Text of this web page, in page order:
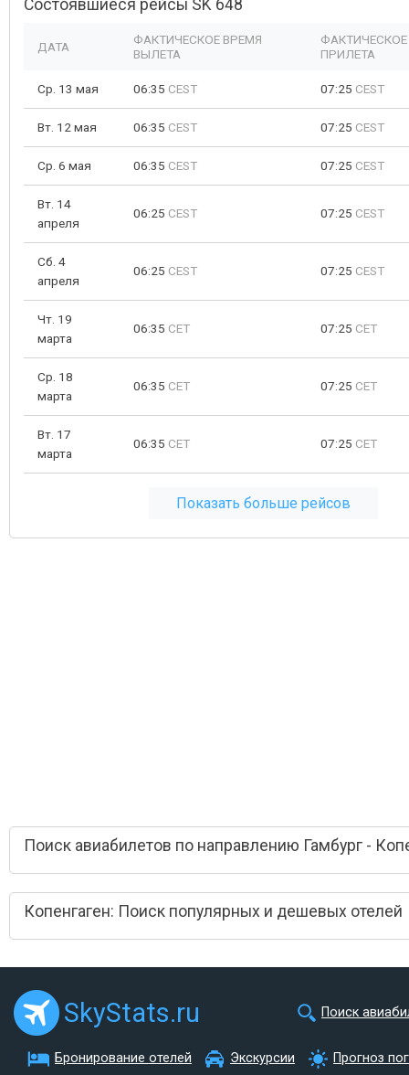
Состоявшиеся рейсы SK 648
ДАТА
ФАКТИЧЕСКОЕ ВРЕМЯ
ВЫЛЕТА
ПРИЛЕТА
Ср. 13 мая 06:35 CEST 07:25 CEST
Вт. 12 мая 06:35 CEST 07:25 CEST
Ср. 6 мая 06:35 CEST 07:25 CEST
Вт. 14
апреля
06:25 CEST 07:25 CEST
Сб. 4
апреля
06:25 CEST 07:25 CEST
Чт. 19
марта
06:35 CET 07:25 CET
Ср. 18
марта
06:35 CET 07:25 CET
Вт. 17
марта
06:35 CET 07:25 CET
Показать больше рейсов
Поиск авиабилетов по направлению Гамбург -
Копенгаген: Поиск популярных и дешевых отелей
SkyStats.ru Поиск
Бронирование отелей Экскурсии Прогноз